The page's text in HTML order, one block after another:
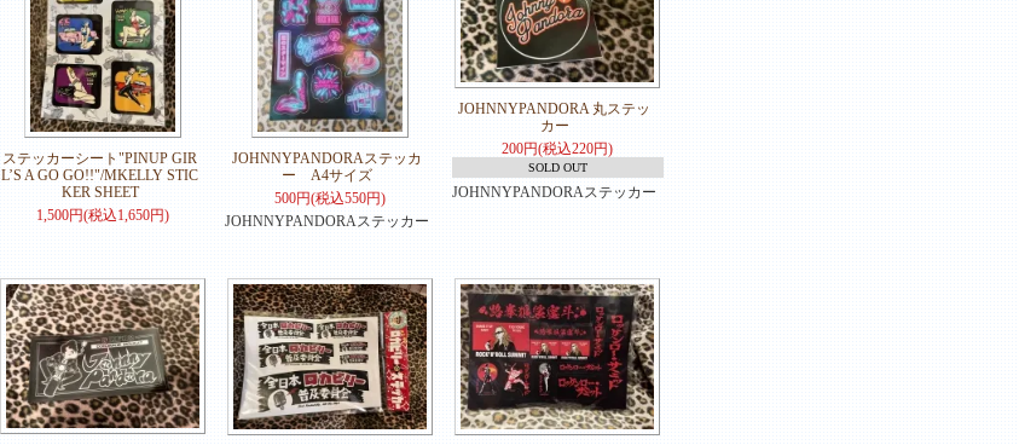
ステッカーシート"PINUP GIR
L’S A GO GO!!"/MKELLY STIC
KER SHEET
1,500円(税込1,650円)
JOHNNYPANDORAステッカ
ー A4サイズ
500円(税込550円)
JOHNNYPANDORAステッカー
JOHNNYPANDORA 丸ステッ
カー
200円(税込220円)
SOLD OUT
JOHNNYPANDORAステッカー